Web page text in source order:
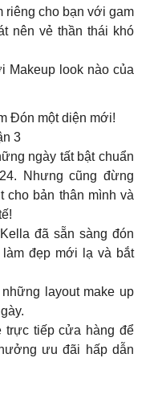
riêng cho bạn với gam
nên vẻ thần thái khó
Makeup look nào của
Đón một diện mới!
3
ngày tất bật chuẩn
Nhưng cũng đừng
cho bản thân mình và
đã sẵn sàng đón
đẹp mới lạ và bắt
layout make up
trực tiếp cửa hàng để
ưu đãi hấp dẫn